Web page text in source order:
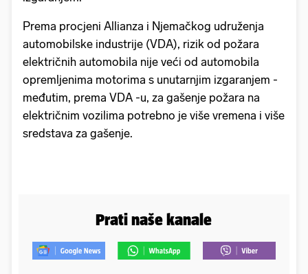
Prema procjeni Allianza i Njemačkog udruženja
automobilske industrije (VDA), rizik od požara
električnih automobila nije veći od automobila
opremljenima motorima s unutarnjim izgaranjem -
međutim, prema VDA -u, za gašenje požara na
električnim vozilima potrebno je više vremena i više
sredstava za gašenje.
Prati naše kanale